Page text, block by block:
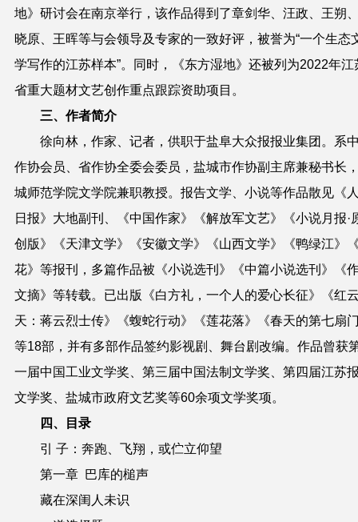
地》研讨会在南京举行，该作品得到了章剑华、汪政、王朔
晓原、王晖等与会领导及专家的一致好评，被誉为“一个生态
学写作的江苏样本”。同时，《东方湿地》还被列为2022年江
省重大题材文艺创作重点跟踪资助项目。
三、 作者简介
徐向林，作家、记者，供职于盐阜大众报报业集团。系
作协会员、省作协全委会委员，盐城市作协副主席兼秘书长
城师范学院文学院兼职教授。报告文学、小说等作品散见《
日报》大地副刊、《中国作家》《解放军文艺》《小说月报·
创版》《天津文学》《安徽文学》《山西文学》《鸭绿江》
花》等报刊，多篇作品被《小说选刊》《中篇小说选刊》《
文摘》等转载。已出版《白方礼，一个人的爱心长征》《红
天：蒋云烈士传》《蝮蛇行动》《莲花落》《春天的第七扇
等18部，并有多部作品签约影视剧、舞台剧改编。作品曾获
一届中国工业文学奖、第三届中国法制文学奖、第四届江苏
文学奖、盐城市政府文艺奖等60余项文学奖项。
四、目录
引 子 ： 奔跑、飞翔，或伫立仰望
第一章 巴库的槌声
藏在深闺人未识